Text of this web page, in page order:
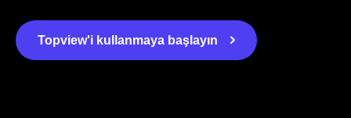
Topview'i kullanmaya başlayın